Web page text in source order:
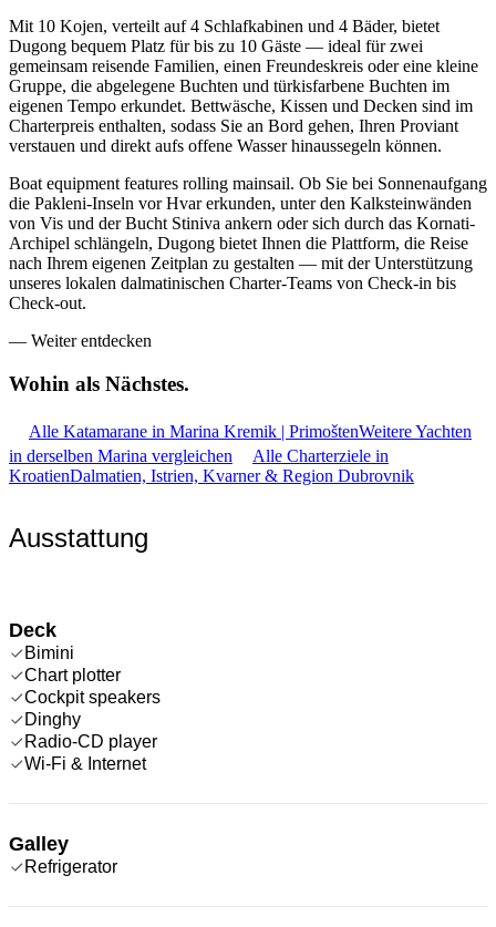
Mit 10 Kojen, verteilt auf 4 Schlafkabinen und 4 Bäder, bietet
Dugong bequem Platz für bis zu 10 Gäste — ideal für zwei
gemeinsam reisende Familien, einen Freundeskreis oder eine kleine
Gruppe, die abgelegene Buchten und türkisfarbene Buchten im
eigenen Tempo erkundet. Bettwäsche, Kissen und Decken sind im
Charterpreis enthalten, sodass Sie an Bord gehen, Ihren Proviant
verstauen und direkt aufs offene Wasser hinaussegeln können.
Boat equipment features rolling mainsail. Ob Sie bei Sonnenaufgang
die Pakleni-Inseln vor Hvar erkunden, unter den Kalksteinwänden
von Vis und der Bucht Stiniva ankern oder sich durch das Kornati-
Archipel schlängeln, Dugong bietet Ihnen die Plattform, die Reise
nach Ihrem eigenen Zeitplan zu gestalten — mit der Unterstützung
unseres lokalen dalmatinischen Charter-Teams von Check-in bis
Check-out.
— Weiter entdecken
Wohin als Nächstes.
Alle Katamarane in Marina Kremik | PrimoštenWeitere Yachten
in derselben Marina vergleichen
Alle Charterziele in
KroatienDalmatien, Istrien, Kvarner & Region Dubrovnik
Ausstattung
Deck
Bimini
Chart plotter
Cockpit speakers
Dinghy
Radio-CD player
Wi-Fi & Internet
Galley
Refrigerator